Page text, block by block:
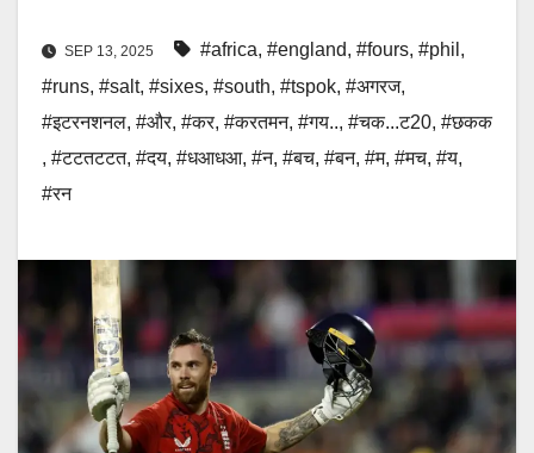
SEP 13, 2025 #africa, #england, #fours, #phil ,
#runs, #salt, #sixes, #south, #tspok, #अगरज,
#इटरनशनल, #और, #कर, #करतमन, #गय.., #चक...ट20, #छकक
, #टटतटटत, #दय, #धआधआ, #न, #बच, #बन, #म, #मच, #य,
#रन